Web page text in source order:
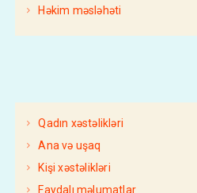
Həkim məsləhəti
Qadın xəstəlikləri
Ana və uşaq
Kişi xəstəlikləri
Faydalı məlumatlar